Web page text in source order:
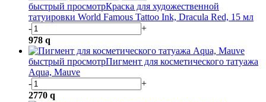
быстрый просмотрКраска для художественной
татуировки World Famous Tattoo Ink, Dracula Red, 15 мл
-
+
978 q
быстрый просмотрПигмент для косметического татуажа
Aqua, Mauve
-
+
2770 q